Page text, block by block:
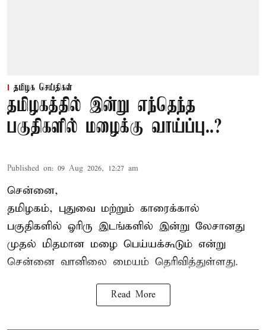
தமிழக செய்திகள்
தமிழகத்தில் இன்று எந்தெந்த
பகுதிகளில் மழைக்கு வாய்ப்பு..?
Published on: 09 Aug 2026, 12:27 am
சென்னை,
தமிழகம், புதுவை மற்றும் காரைக்கால்
பகுதிகளில் ஓரிரு இடங்களில் இன்று லேசானது
முதல் மிதமான மழை பெய்யக்கூடும் என்று
சென்னை வானிலை மையம் தெரிவித்துள்ளது.
Read More